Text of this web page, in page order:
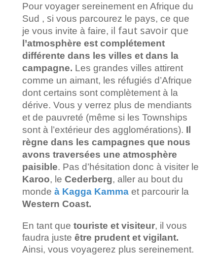
Pour voyager sereinement en Afrique du
Sud , si vous parcourez le pays, ce que
je vous invite à faire, il faut savoir que
l’atmosphère est complétement
différente dans les villes et dans la
campagne. Les grandes villes attirent
comme un aimant, les réfugiés d’Afrique
dont certains sont complètement à la
dérive. Vous y verrez plus de mendiants
et de pauvreté (même si les Townships
sont à l’extérieur des agglomérations). Il
règne dans les campagnes que nous
avons traversées une atmosphère
paisible. Pas d’hésitation donc à visiter le
Karoo, le Cederberg, aller au bout du
monde à Kagga Kammaet parcourir la
Western Coast.
En tant que touriste et visiteur, il vous
faudra juste être prudent et vigilant.
Ainsi, vous voyagerez plus sereinement.